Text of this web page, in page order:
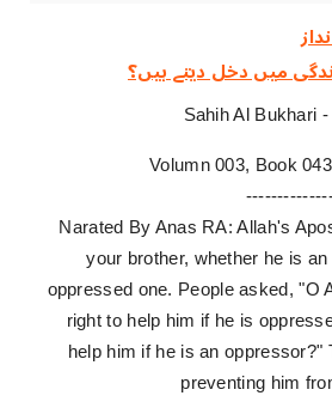
میں دخل دیتے ہیں؟
Sahih Al Bukhari
Volumn 003, Book
Narated By Anas RA: Allah's
your brother, whether he is
oppressed one. People asked, "O
right to help him if he is
help him if he is an oppressor?"
preventing him